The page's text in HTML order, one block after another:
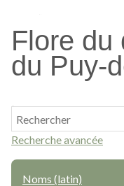
contenu
principal
Flore du
du Puy-
Recherche avancée
Noms (latin)